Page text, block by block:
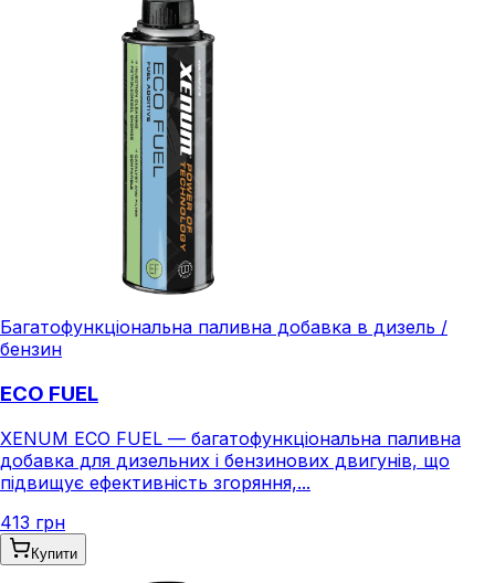
Багатофункціональна паливна добавка в дизель /
бензин
ECO FUEL
XENUM ECO FUEL — багатофункціональна паливна
добавка для дизельних і бензинових двигунів, що
підвищує ефективність згоряння,...
413 грн
Купити